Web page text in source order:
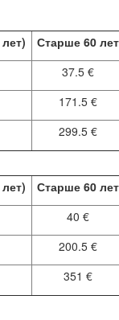
Старше 60 лет
37.5 €
171.5 €
299.5 €
Старше 60 лет
40 €
200.5 €
351 €